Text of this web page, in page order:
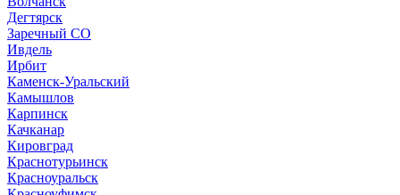
Дегтярск
Заречный СО
Ивдель
Ирбит
Каменск-Уральский
Камышлов
Карпинск
Качканар
Кировград
Краснотурьинск
Красноуральск